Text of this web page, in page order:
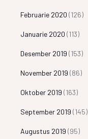
Februarie 2020 (126)
Januarie 2020 (113)
Desember 2019 (153)
November 2019 (86)
Oktober 2019 (163)
September 2019 (145)
Augustus 2019 (95)